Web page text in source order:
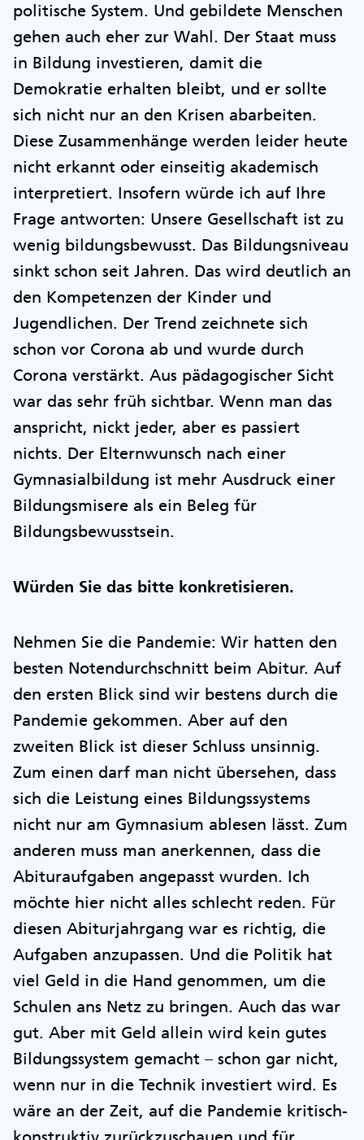
politische System. Und gebildete Menschen
gehen auch eher zur Wahl. Der Staat muss
in Bildung investieren, damit die
Demokratie erhalten bleibt, und er sollte
sich nicht nur an den Krisen abarbeiten.
Diese Zusammenhänge werden leider heute
nicht erkannt oder einseitig akademisch
interpretiert. Insofern würde ich auf Ihre
Frage antworten: Unsere Gesellschaft ist zu
wenig bildungsbewusst. Das Bildungsniveau
sinkt schon seit Jahren. Das wird deutlich an
den Kompetenzen der Kinder und
Jugendlichen. Der Trend zeichnete sich
schon vor Corona ab und wurde durch
Corona verstärkt. Aus pädagogischer Sicht
war das sehr früh sichtbar. Wenn man das
anspricht, nickt jeder, aber es passiert
nichts. Der Elternwunsch nach einer
Gymnasialbildung ist mehr Ausdruck einer
Bildungsmisere als ein Beleg für
Bildungsbewusstsein.
Würden Sie das bitte konkretisieren.
Nehmen Sie die Pandemie: Wir hatten den
besten Notendurchschnitt beim Abitur. Auf
den ersten Blick sind wir bestens durch die
Pandemie gekommen. Aber auf den
zweiten Blick ist dieser Schluss unsinnig.
Zum einen darf man nicht übersehen, dass
sich die Leistung eines Bildungssystems
nicht nur am Gymnasium ablesen lässt. Zum
anderen muss man anerkennen, dass die
Abituraufgaben angepasst wurden. Ich
möchte hier nicht alles schlecht reden. Für
diesen Abiturjahrgang war es richtig, die
Aufgaben anzupassen. Und die Politik hat
viel Geld in die Hand genommen, um die
Schulen ans Netz zu bringen. Auch das war
gut. Aber mit Geld allein wird kein gutes
Bildungssystem gemacht – schon gar nicht,
wenn nur in die Technik investiert wird. Es
wäre an der Zeit, auf die Pandemie kritisch-